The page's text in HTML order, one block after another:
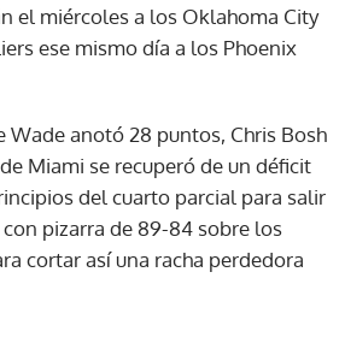
el miércoles a los Oklahoma City
ese mismo día a los Phoenix
Wade anotó 28 puntos, Chris Bosh
Miami se recuperó de un déficit
del cuarto parcial para salir
pizarra de 89-84 sobre los
cortar así una racha perdedora